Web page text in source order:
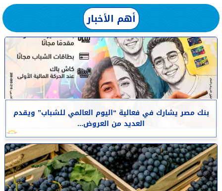
أهم الأخبار
بنك مصر يشارك في فعالية “اليوم العالمي للشباب” ويقدم
العديد من العروض...